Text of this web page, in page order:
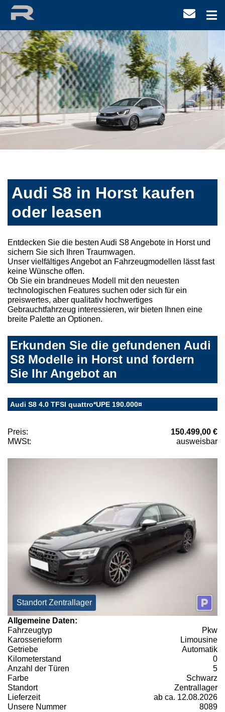
Audi S8 in Horst kaufen
oder leasen
Entdecken Sie die besten Audi S8 Angebote in Horst und
sichern Sie sich Ihren Traumwagen.
Unser vielfältiges Angebot an Fahrzeugmodellen lässt fast
keine Wünsche offen.
Ob Sie ein brandneues Modell mit den neuesten
technologischen Features suchen oder sich für ein
preiswertes, aber qualitativ hochwertiges
Gebrauchtfahrzeug interessieren, wir bieten Ihnen eine
breite Palette an Optionen.
Erkunden Sie die gefundenen Audi
S8 Modelle in Horst und fordern
Sie Ihr Angebot an
Audi S8 4.0 TFSI quattro*UPE 190.000¤
Preis:
150.499,00 €
MWSt:
ausweisbar
Standort Zentrallager
Allgemeine Daten:
Fahrzeugtyp
Pkw
Karosserieform
Limousine
Getriebe
Automatik
Kilometerstand
0
Anzahl der Türen
5
Farbe
Schwarz
Standort
Zentrallager
Lieferzeit
ab ca. 12.08.2026
Unsere Nummer
8089